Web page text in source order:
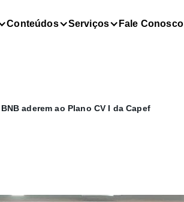
Conteúdos Serviços Fale Conosco
aderem ao Plano CV I da Capef